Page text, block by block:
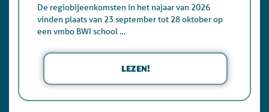
De regiobijeenkomsten in het najaar van 2026
vinden plaats van 23 september tot 28 oktober op
een vmbo BWI school …
LEZEN!